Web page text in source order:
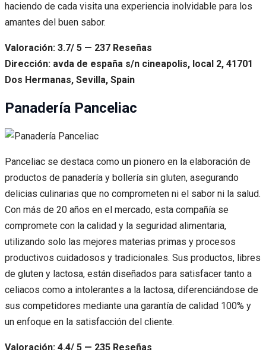
haciendo de cada visita una experiencia inolvidable para los
amantes del buen sabor.
Valoración: 3.7/ 5 — 237 Reseñas
Dirección: avda de españa s/n cineapolis, local 2, 41701
Dos Hermanas, Sevilla, Spain
Panadería Panceliac
Panceliac se destaca como un pionero en la elaboración de
productos de panadería y bollería sin gluten, asegurando
delicias culinarias que no comprometen ni el sabor ni la salud.
Con más de 20 años en el mercado, esta compañía se
compromete con la calidad y la seguridad alimentaria,
utilizando solo las mejores materias primas y procesos
productivos cuidadosos y tradicionales. Sus productos, libres
de gluten y lactosa, están diseñados para satisfacer tanto a
celiacos como a intolerantes a la lactosa, diferenciándose de
sus competidores mediante una garantía de calidad 100% y
un enfoque en la satisfacción del cliente.
Valoración: 4.4/ 5 — 235 Reseñas